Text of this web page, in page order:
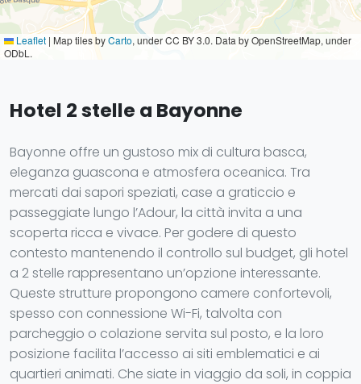
Leaflet | Map tiles byCarto, under CC BY 3.0. Data by OpenStreetMap, under
ODbL.
Hotel 2 stelle a Bayonne
Bayonne offre un gustoso mix di cultura basca,
eleganza guascona e atmosfera oceanica. Tra
mercati dai sapori speziati, case a graticcio e
passeggiate lungo l’Adour, la città invita a una
scoperta ricca e vivace. Per godere di questo
contesto mantenendo il controllo sul budget, gli hotel
a 2 stelle rappresentano un’opzione interessante.
Queste strutture propongono camere confortevoli,
spesso con connessione Wi-Fi, talvolta con
parcheggio o colazione servita sul posto, e la loro
posizione facilita l’accesso ai siti emblematici e ai
quartieri animati. Che siate in viaggio da soli, in coppia